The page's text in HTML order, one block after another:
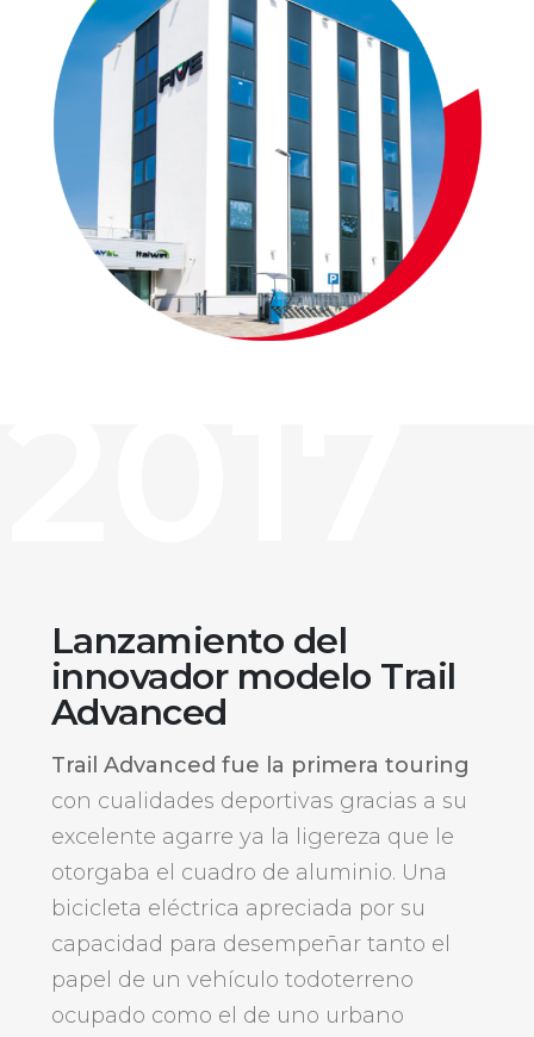
Lanzamiento del
innovador modelo Trail
Advanced
Trail Advanced fue la primera touring
con cualidades deportivas gracias a su
excelente agarre ya la ligereza que le
otorgaba el cuadro de aluminio. Una
bicicleta eléctrica apreciada por su
capacidad para desempeñar tanto el
papel de un vehículo todoterreno
ocupado como el de uno urbano